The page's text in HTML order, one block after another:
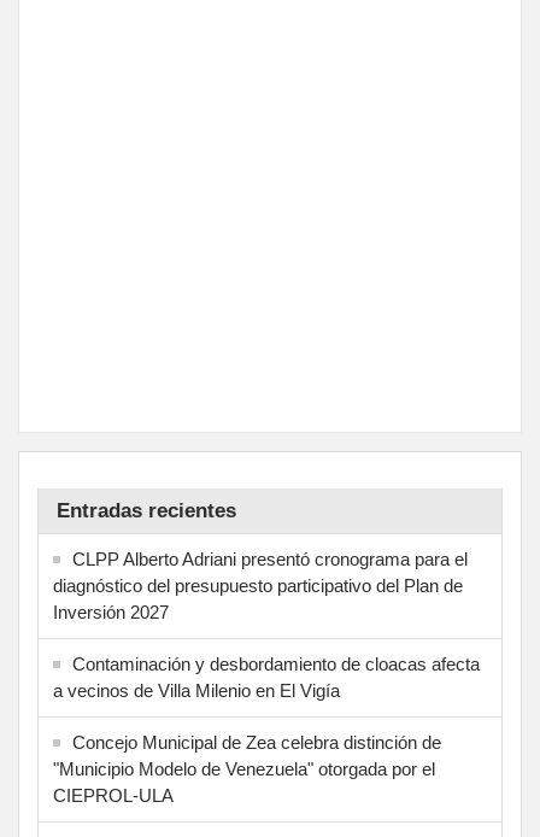
Entradas recientes
CLPP Alberto Adriani presentó cronograma para el
diagnóstico del presupuesto participativo del Plan de
Inversión 2027
Contaminación y desbordamiento de cloacas afecta
a vecinos de Villa Milenio en El Vigía
Concejo Municipal de Zea celebra distinción de
"Municipio Modelo de Venezuela" otorgada por el
CIEPROL-ULA